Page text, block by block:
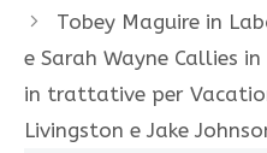
Tobey Maguire in
e Sarah Wayne Callies
in trattative per
Livingston e Jake